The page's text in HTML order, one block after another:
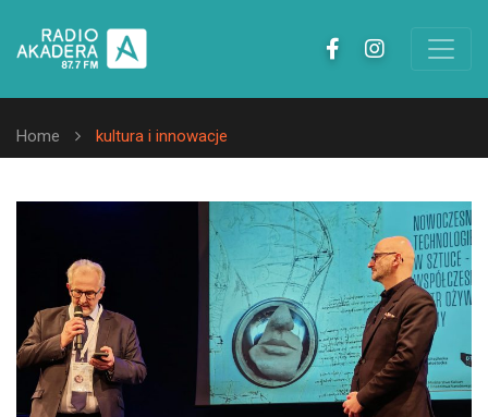
Home kultura i innowacje